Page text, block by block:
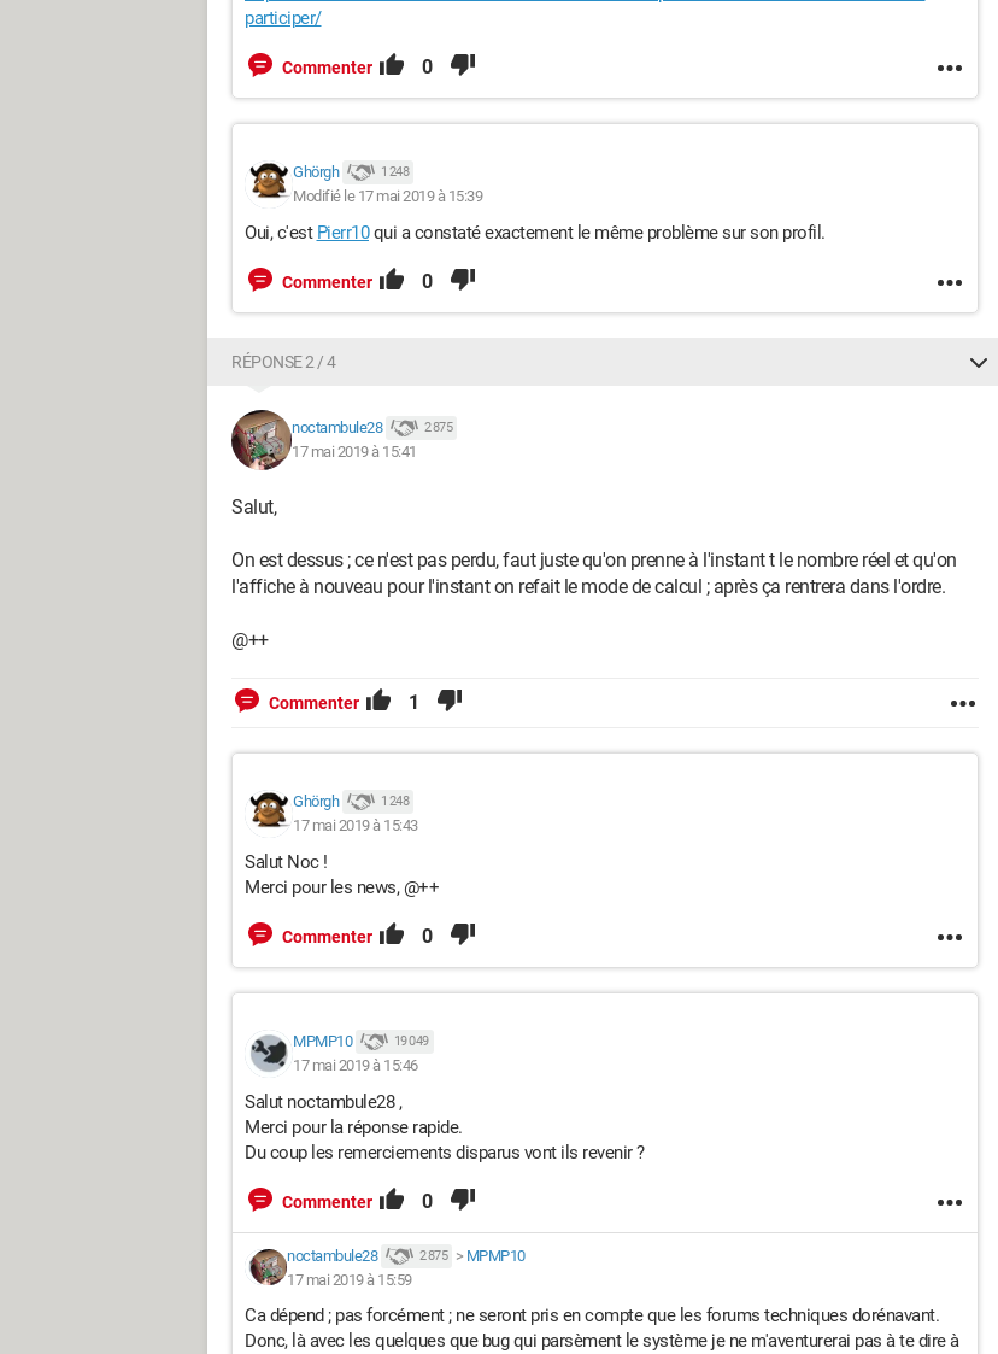
participer/
Commenter 0
Ghörgh 1 248
Modifié le 17 mai 2019 à 15:39
Oui, c'est Pierr10qui a constaté exactement le même problème sur son profil.
Commenter 0
RÉPONSE 2 / 4
noctambule28 2 875
17 mai 2019 à 15:41
Salut,
On est dessus ; ce n'est pas perdu, faut juste qu'on prenne à l'instant t le nombre réel et qu'on
l'affiche à nouveau pour l'instant on refait le mode de calcul ; après ça rentrera dans l'ordre.
@++
Commenter 1
Ghörgh 1 248
17 mai 2019 à 15:43
Salut Noc !
Merci pour les news, @++
Commenter 0
MPMP10 19 049
17 mai 2019 à 15:46
Salut noctambule28 ,
Merci pour la réponse rapide.
Du coup les remerciements disparus vont ils revenir ?
Commenter 0
noctambule28 2 875 > MPMP10
17 mai 2019 à 15:59
Ca dépend ; pas forcément ; ne seront pris en compte que les forums techniques dorénavant.
Donc, là avec les quelques que bug qui parsèment le système je ne m'aventurerai pas à te dire à